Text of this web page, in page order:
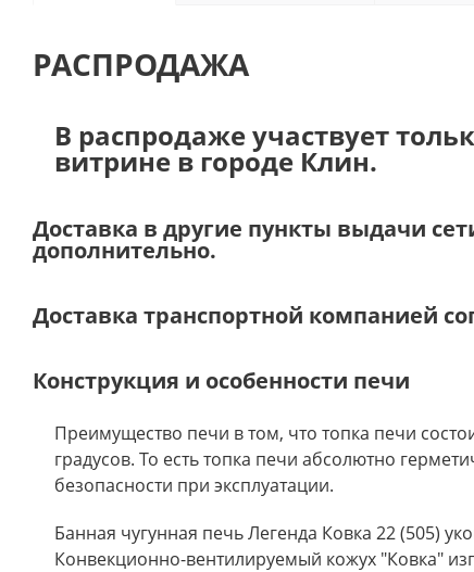
РАСПРОДАЖА
В распродаже участвует
витрине в городе Клин.
Доставка в другие пункты выдачи
дополнительно.
Доставка транспортной компанией
Конструкция и особенности печи
Преимущество печи в том, что топка печи
градусов. То есть топка печи абсолютно
безопасности при эксплуатации.
Банная чугунная печь Легенда Ковка 22 (505)
Конвекционно-вентилируемый кожух "Ковка"